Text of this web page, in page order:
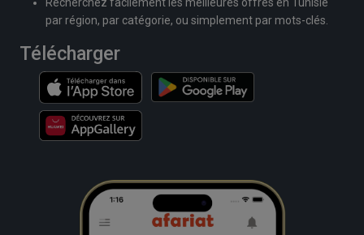
par région, par catégorie, ou simplement par mots-clés.
Télécharger